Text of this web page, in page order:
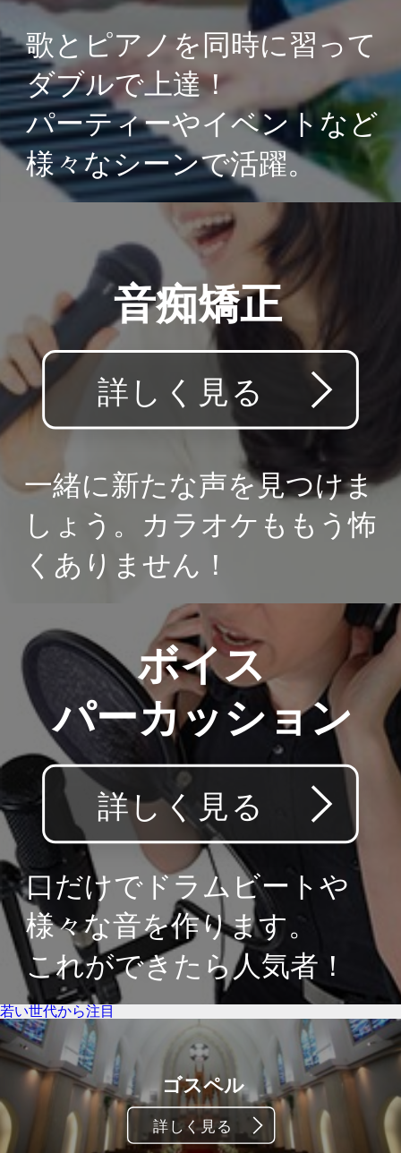
若い世代から注目